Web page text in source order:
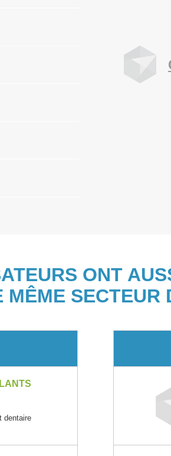
ONT
MÊME SECTEUR
dentaire